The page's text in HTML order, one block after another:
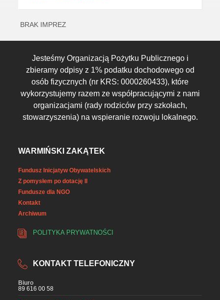
BRAK IMPREZ
Jesteśmy Organizacją Pożytku Publicznego i
zbieramy odpisy z 1% podatku dochodowego od
osób fizycznych (nr KRS: 0000260433), które
wykorzystujemy razem ze współpracującymi z nami
organizacjami (rady rodziców przy szkołach,
stowarzyszenia) na wspieranie rozwoju lokalnego.
WARMIŃSKI ZAKĄTEK
Fundusz Inicjatyw Obywatelskich
Z pomysłem po dotację II
Fundusze dla NGO
Kontakt
Archiwum
POLITYKA PRYWATNOŚCI
KONTAKT TELEFONICZNY
Biuro
89 616 00 58